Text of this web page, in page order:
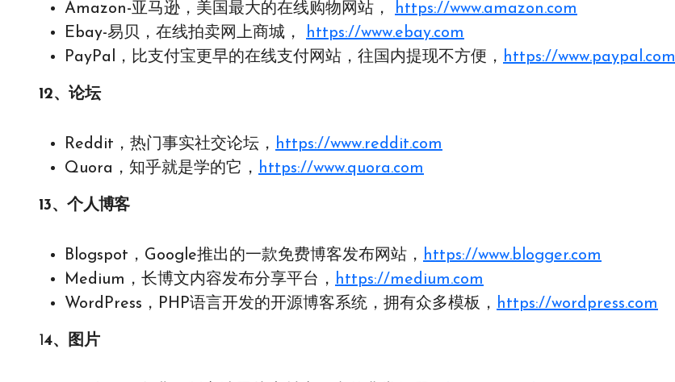
Amazon-亚马逊，美国最大的在线购物网站， https://www.amazon.com
Ebay-易贝，在线拍卖网上商城， https://www.ebay.com
PayPal，比支付宝更早的在线支付网站，往国内提现不方便， https://www.paypal.com
12、论坛
Reddit，热门事实社交论坛， https://www.reddit.com
Quora，知乎就是学的它， https://www.quora.com
13、个人博客
Blogspot，Google推出的一款免费博客发布网站， https://www.blogger.com
Medium，长博文内容发布分享平台， https://medium.com
WordPress，PHP语言开发的开源博客系统，拥有众多模板， https://wordpress.com
14、图片